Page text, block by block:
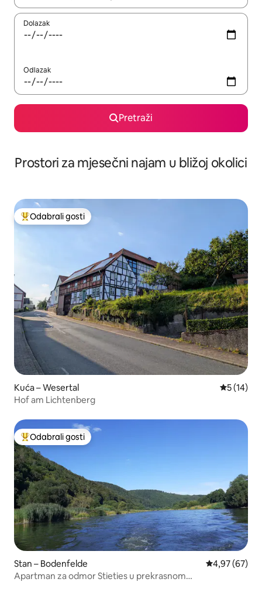
Dolazak
Odlazak
Pretraži
Prostori za mjesečni najam u bližoj okolici
Među najviše rangiranima s oznakom „Odabrali gosti”
Odabrali gosti
Kuća – Wesertal Prosječna
5 (14)
Hof am Lichtenberg
Među najviše rangiranima s oznakom „Odabrali gosti”
Odabrali gosti
Stan – Bodenfelde Prosječna
4,97 (67)
Apartman za odmor Stieties u prekrasnom